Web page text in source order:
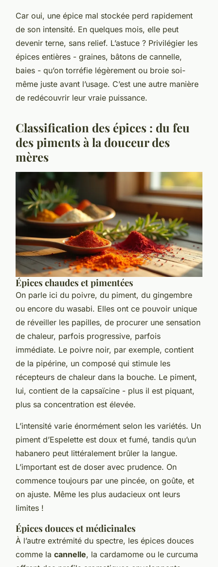
Car oui, une épice mal stockée perd rapidement
de son intensité. En quelques mois, elle peut
devenir terne, sans relief. L’astuce ? Privilégier les
épices entières - graines, bâtons de cannelle,
baies - qu’on torréfie légèrement ou broie soi-
même juste avant l’usage. C’est une autre manière
de redécouvrir leur vraie puissance.
Classification des épices : du feu
des piments à la douceur des
mères
Épices chaudes et pimentées
On parle ici du poivre, du piment, du gingembre
ou encore du wasabi. Elles ont ce pouvoir unique
de réveiller les papilles, de procurer une sensation
de chaleur, parfois progressive, parfois
immédiate. Le poivre noir, par exemple, contient
de la pipérine, un composé qui stimule les
récepteurs de chaleur dans la bouche. Le piment,
lui, contient de la capsaïcine - plus il est piquant,
plus sa concentration est élevée.
L’intensité varie énormément selon les variétés. Un
piment d’Espelette est doux et fumé, tandis qu’un
habanero peut littéralement brûler la langue.
L’important est de doser avec prudence. On
commence toujours par une pincée, on goûte, et
on ajuste. Même les plus audacieux ont leurs
limites !
Épices douces et médicinales
À l’autre extrémité du spectre, les épices douces
comme la cannelle, la cardamome ou le curcuma